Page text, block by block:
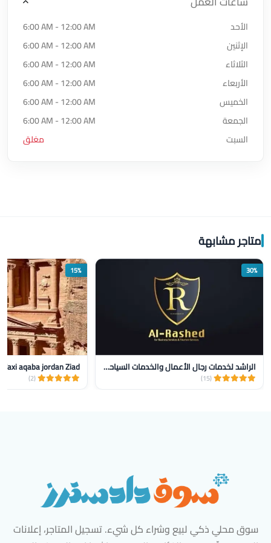
الأحد
6:00 AM - 12:00 AM
الإثنين
6:00 AM - 12:00 AM
الثلاثاء
6:00 AM - 12:00 AM
الأربعاء
6:00 AM - 12:00 AM
الخميس
6:00 AM - 12:00 AM
الجمعة
6:00 AM - 12:00 AM
السبت
مغلق
متاجر مشابهة
30%
الراشد لخدمات رجال الأعمال والخدمات السياحيه
(15)
15%
Taxi aqaba jordan Ziad‏
(2)
سوق محلي ذكي لبيع وشراء كل شيء. تسجيل المتاجر، إعلانات